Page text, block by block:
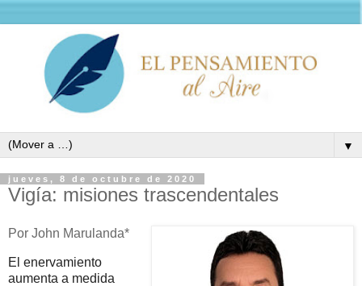
▼
jueves, 8 de octubre de 2020
Vigía: misiones trascendentales
Por John Marulanda*
El enervamiento
aumenta a medida